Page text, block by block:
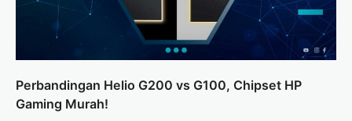
Perbandingan Helio G200 vs G100, Chipset HP
Gaming Murah!